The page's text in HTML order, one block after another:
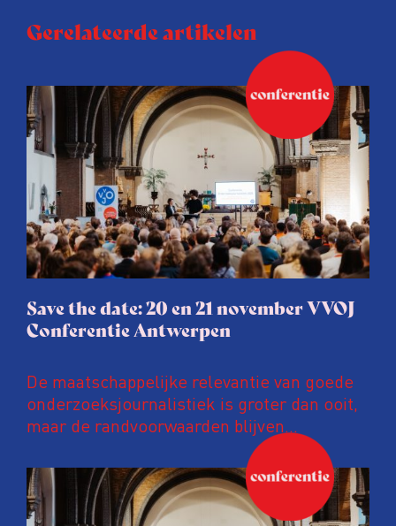
Gerelateerde artikelen
Save the date: 20 en 21 november VVOJ
Conferentie Antwerpen
De maatschappelijke relevantie van goede
onderzoeksjournalistiek is groter dan ooit,
maar de randvoorwaarden blijven
kwetsbaar. Tijdens de komende VVOJ
Conferentie duiken we in De
ongemakkelijke werkelijkheid: een eerlijke
en urgente blik op de staat van ons vak.